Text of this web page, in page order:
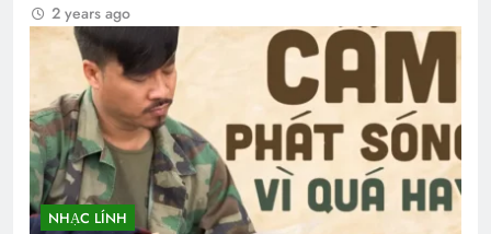
2 years ago
NHẠC LÍNH